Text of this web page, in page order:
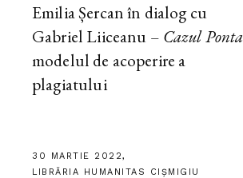
Emilia Șercan în dialog cu
Gabriel Liiceanu – Cazul Ponta
modelul de acoperire a
plagiatului
30 MARTIE 2022,
LIBRĂRIA HUMANITAS CIȘMIGIU